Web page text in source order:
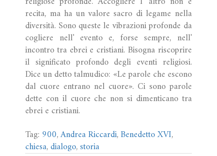
recita, ma ha un valore sacro di legame nella
diversità. Sono queste le vibrazioni profonde da
cogliere nell' evento e, forse sempre, nell'
incontro tra ebrei e cristiani. Bisogna riscoprire
il significato profondo degli eventi religiosi.
Dice un detto talmudico: «Le parole che escono
dal cuore entrano nel cuore». Ci sono parole
dette con il cuore che non si dimenticano tra
ebrei e cristiani.
Tag: 900,Andrea Riccardi,Benedetto XVI,
chiesa,dialogo,storia